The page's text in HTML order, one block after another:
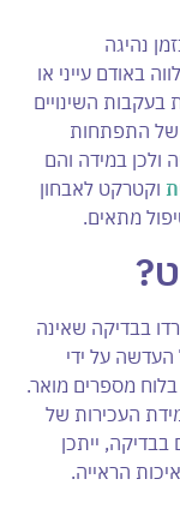
נהיגה
באודם עייני או
בעקבות השינויים
של התפתחות
במידה והם
וקטרקט לאבחון
מתאים.
בבדיקה שאינה
על ידי
בלוח מספרים מואר.
העכירות של
ייתכן
הראייה.